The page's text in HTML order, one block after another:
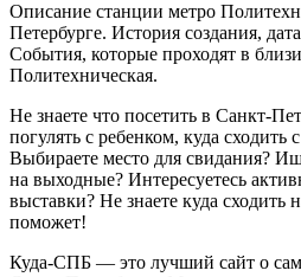
Описание станции метро
Петербурге. История создания,
События, которые проходят в
Политехническая.
Не знаете что посетить в Санкт-
погулять с ребенком, куда
Выбираете место для свидания?
на выходные? Интересуетесь
выставки? Не знаете куда
поможет!
Куда-СПБ — это лучший сайт о